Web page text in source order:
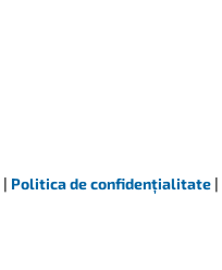
| Politica de confidențialitate |